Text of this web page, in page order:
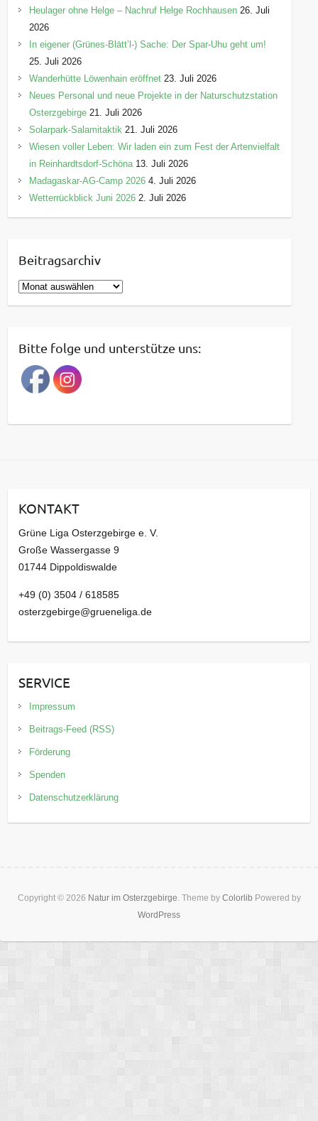
Heulager ohne Helge – Nachruf Helge Rochhausen 26. Juli
2026
In eigener (Grünes-Blätt’l-) Sache: Der Spar-Uhu geht um!
25. Juli 2026
Wanderhütte Löwenhain eröffnet 23. Juli 2026
Neues Personal und neue Projekte in der Naturschutzstation
Osterzgebirge 21. Juli 2026
Solarpark-Salamitaktik 21. Juli 2026
Wiesen voller Leben: Wir laden ein zum Fest der Artenvielfalt
in Reinhardtsdorf-Schöna 13. Juli 2026
Madagaskar-AG-Camp 2026 4. Juli 2026
Wetterrückblick Juni 2026 2. Juli 2026
Beitragsarchiv
B
e
r
a
g
a
v
Bitte folge und unterstütze uns:
KONTAKT
Grüne Liga Osterzgebirge e. V.
Große Wassergasse 9
01744 Dippoldiswalde
+49 (0) 3504 / 618585
osterzgebirge@grueneliga.de
SERVICE
Impressum
Beitrags-Feed (RSS)
Förderung
Spenden
Datenschutzerklärung
Copyright © 2026 Natur im Osterzgebirge. Theme by Colorlib Powered by
WordPress